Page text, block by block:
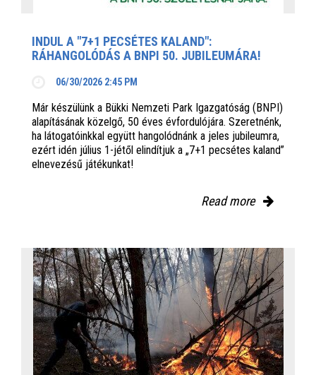
INDUL A "7+1 PECSÉTES KALAND":
RÁHANGOLÓDÁS A BNPI 50. JUBILEUMÁRA!
06/30/2026 2:45 PM
Már készülünk a Bükki Nemzeti Park Igazgatóság (BNPI)
alapításának közelgő, 50 éves évfordulójára. Szeretnénk,
ha látogatóinkkal együtt hangolódnánk a jeles jubileumra,
ezért idén július 1-jétől elindítjuk a „7+1 pecsétes kaland”
elnevezésű játékunkat!
Read more